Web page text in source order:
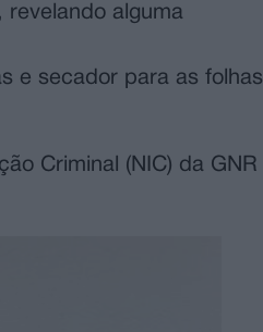
revelando alguma
e secador para as folhas
Criminal (NIC) da GNR